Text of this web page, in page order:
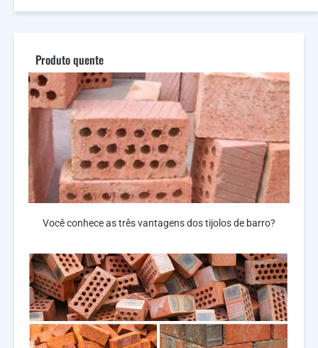
Produto quente
Você conhece as três vantagens dos tijolos de barro?